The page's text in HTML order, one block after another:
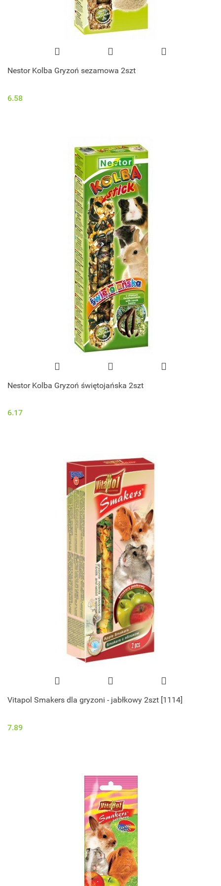
Nestor Kolba Gryzoń sezamowa 2szt
6.58
Nestor Kolba Gryzoń świętojańska 2szt
6.17
Vitapol Smakers dla gryzoni - jabłkowy 2szt [1114]
7.89